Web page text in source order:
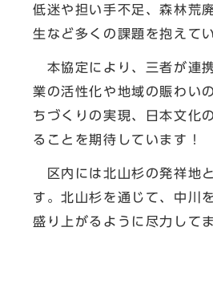
低迷や担い手不足、森林荒
生など多くの課題を抱えて
本協定により、三者が連
業の活性化や地域の賑わい
ちづくりの実現、日本文化
ることを期待しています！
区内には北山杉の発祥地
す。北山杉を通じて、中川
盛り上がるように尽力して